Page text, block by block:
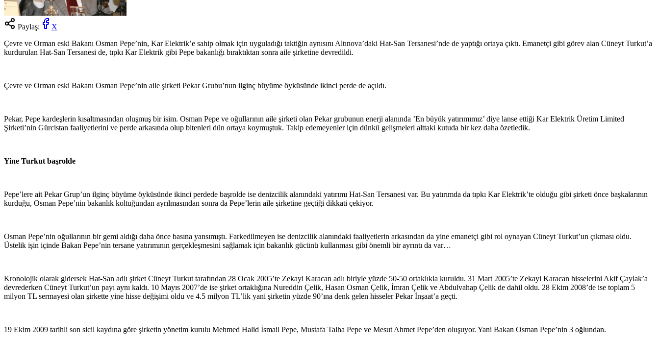
Paylaş:
X
Çevre ve Orman eski Bakanı Osman Pepe’nin, Kar Elektrik’e sahip olmak için uyguladığı taktiğin aynısını Altınova’daki Hat-San Tersanesi’nde de yaptığı ortaya çıktı. Emanetçi gibi görev alan Cüneyt Turkut’a
kurdurulan Hat-San Tersanesi de, tıpkı Kar Elektrik gibi Pepe bakanlığı bıraktıktan sonra aile şirketine devredildi.
Çevre ve Orman eski Bakanı Osman Pepe’nin aile şirketi Pekar Grubu’nun ilginç büyüme öyküsünde ikinci perde de açıldı.
Pekar, Pepe kardeşlerin kısaltmasından oluşmuş bir isim. Osman Pepe ve oğullarının aile şirketi olan Pekar grubunun enerji alanında ’En büyük yatırımımız’ diye lanse ettiği Kar Elektrik Üretim Limited
Şirketi’nin Gürcistan faaliyetlerini ve perde arkasında olup bitenleri dün ortaya koymuştuk. Takip edemeyenler için dünkü gelişmeleri alttaki kutuda bir kez daha özetledik.
Yine Turkut başrolde
Pepe’lere ait Pekar Grup’un ilginç büyüme öyküsünde ikinci perdede başrolde ise denizcilik alanındaki yatırımı Hat-San Tersanesi var. Bu yatırımda da tıpkı Kar Elektrik’te olduğu gibi şirketi önce başkalarının
kurduğu, Osman Pepe’nin bakanlık koltuğundan ayrılmasından sonra da Pepe’lerin aile şirketine geçtiği dikkati çekiyor.
Osman Pepe’nin oğullarının bir gemi aldığı daha önce basına yansımıştı. Farkedilmeyen ise denizcilik alanındaki faaliyetlerin arkasından da yine emanetçi gibi rol oynayan Cüneyt Turkut’un çıkması oldu.
Üstelik işin içinde Bakan Pepe’nin tersane yatırımının gerçekleşmesini sağlamak için bakanlık gücünü kullanması gibi önemli bir ayrıntı da var…
Kronolojik olarak gidersek Hat-San adlı şirket Cüneyt Turkut tarafından 28 Ocak 2005’te Zekayi Karacan adlı biriyle yüzde 50-50 ortaklıkla kuruldu. 31 Mart 2005’te Zekayi Karacan hisselerini Akif Çaylak’a
devrederken Cüneyt Turkut’un payı aynı kaldı. 10 Mayıs 2007’de ise şirket ortaklığına Nureddin Çelik, Hasan Osman Çelik, İmran Çelik ve Abdulvahap Çelik de dahil oldu. 28 Ekim 2008’de ise toplam 5
milyon TL sermayesi olan şirkette yine hisse değişimi oldu ve 4.5 milyon TL’lik yani şirketin yüzde 90’ına denk gelen hisseler Pekar İnşaat’a geçti.
19 Ekim 2009 tarihli son sicil kaydına göre şirketin yönetim kurulu Mehmed Halid İsmail Pepe, Mustafa Talha Pepe ve Mesut Ahmet Pepe’den oluşuyor. Yani Bakan Osman Pepe’nin 3 oğlundan.